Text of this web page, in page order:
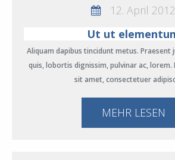
12. April 2012
Ut ut
Aliquam dapibus tincidunt metus.
quis, lobortis dignissim, pulvinar ac,
sit amet, consectetuer
MEHR LESEN